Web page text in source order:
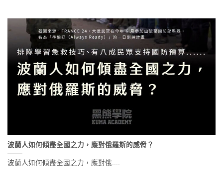
波蘭人如何傾盡全國之力，應對俄羅斯的威脅？
波蘭人如何傾盡全國之力，應對俄....